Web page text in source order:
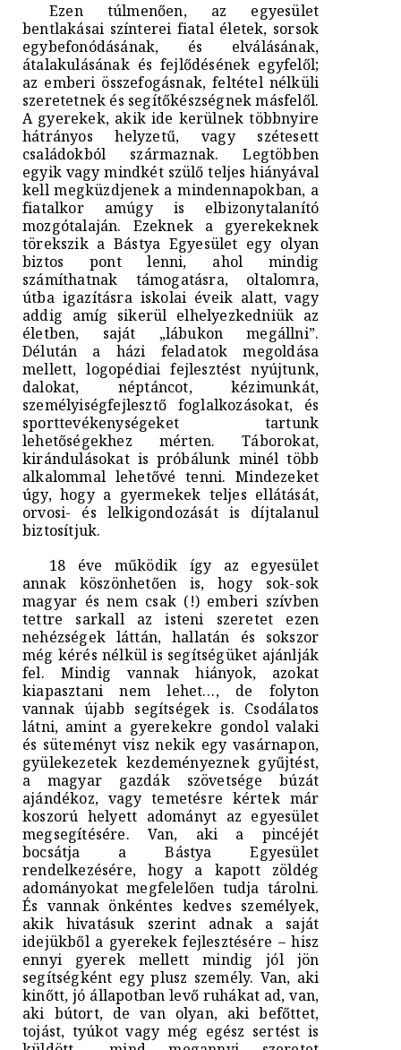
Ezen túlmenően, az egyesület
bentlakásai színterei fiatal életek, sorsok
egybefonódásának, és elválásának,
átalakulásának és fejlődésének egyfelől;
az emberi összefogásnak, feltétel nélküli
szeretetnek és segítőkészségnek másfelől.
A gyerekek, akik ide kerülnek többnyire
hátrányos helyzetű, vagy szétesett
családokból származnak. Legtöbben
egyik vagy mindkét szülő teljes hiányával
kell megküzdjenek a mindennapokban, a
fiatalkor amúgy is elbizonytalanító
mozgótalaján. Ezeknek a gyerekeknek
törekszik a Bástya Egyesület egy olyan
biztos pont lenni, ahol mindig
számíthatnak támogatásra, oltalomra,
útba igazításra iskolai éveik alatt, vagy
addig amíg sikerül elhelyezkedniük az
életben, saját „lábukon megállni”.
Délután a házi feladatok megoldása
mellett, logopédiai fejlesztést nyújtunk,
dalokat, néptáncot, kézimunkát,
személyiségfejlesztő foglalkozásokat, és
sporttevékenységeket tartunk
lehetőségekhez mérten. Táborokat,
kirándulásokat is próbálunk minél több
alkalommal lehetővé tenni. Mindezeket
úgy, hogy a gyermekek teljes ellátását,
orvosi- és lelkigondozását is díjtalanul
biztosítjuk.
18 éve működik így az egyesület
annak köszönhetően is, hogy sok-sok
magyar és nem csak (!) emberi szívben
tettre sarkall az isteni szeretet ezen
nehézségek láttán, hallatán és sokszor
még kérés nélkül is segítségüket ajánlják
fel. Mindig vannak hiányok, azokat
kiapasztani nem lehet…, de folyton
vannak újabb segítségek is. Csodálatos
látni, amint a gyerekekre gondol valaki
és süteményt visz nekik egy vasárnapon,
gyülekezetek kezdeményeznek gyűjtést,
a magyar gazdák szövetsége búzát
ajándékoz, vagy temetésre kértek már
koszorú helyett adományt az egyesület
megsegítésére. Van, aki a pincéjét
bocsátja a Bástya Egyesület
rendelkezésére, hogy a kapott zöldég
adományokat megfelelően tudja tárolni.
És vannak önkéntes kedves személyek,
akik hivatásuk szerint adnak a saját
idejükből a gyerekek fejlesztésére – hisz
ennyi gyerek mellett mindig jól jön
segítségként egy plusz személy. Van, aki
kinőtt, jó állapotban levő ruhákat ad, van,
aki bútort, de van olyan, aki befőttet,
tojást, tyúkot vagy még egész sertést is